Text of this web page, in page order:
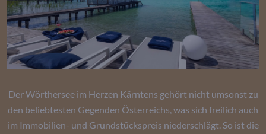
Der Wörthersee im Herzen Kärntens gehört nicht umsonst zu
den beliebtesten Gegenden Österreichs, was sich freilich auch
im Immobilien- und Grundstückspreis niederschlägt. So ist die